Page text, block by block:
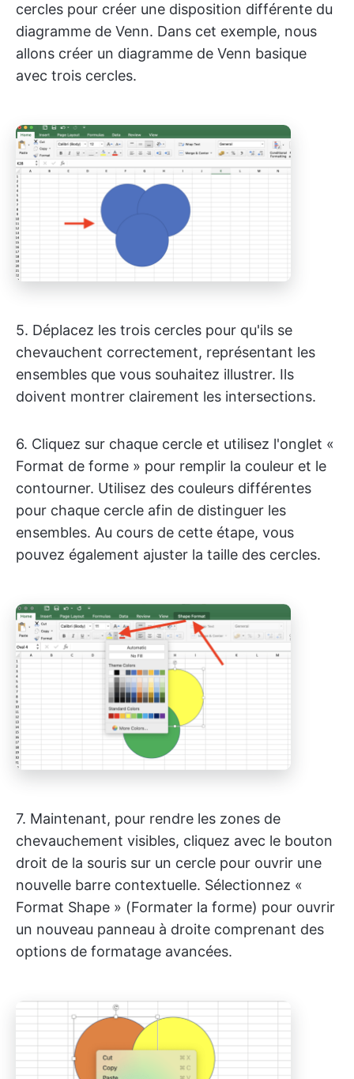
cercles pour créer une disposition différente du
diagramme de Venn. Dans cet exemple, nous
allons créer un diagramme de Venn basique
avec trois cercles.
5. Déplacez les trois cercles pour qu'ils se
chevauchent correctement, représentant les
ensembles que vous souhaitez illustrer. Ils
doivent montrer clairement les intersections.
6. Cliquez sur chaque cercle et utilisez l'onglet «
Format de forme » pour remplir la couleur et le
contourner. Utilisez des couleurs différentes
pour chaque cercle afin de distinguer les
ensembles. Au cours de cette étape, vous
pouvez également ajuster la taille des cercles.
7. Maintenant, pour rendre les zones de
chevauchement visibles, cliquez avec le bouton
droit de la souris sur un cercle pour ouvrir une
nouvelle barre contextuelle. Sélectionnez «
Format Shape » (Formater la forme) pour ouvrir
un nouveau panneau à droite comprenant des
options de formatage avancées.